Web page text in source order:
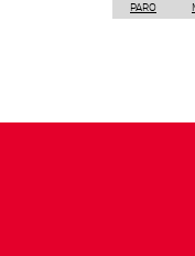
PARO